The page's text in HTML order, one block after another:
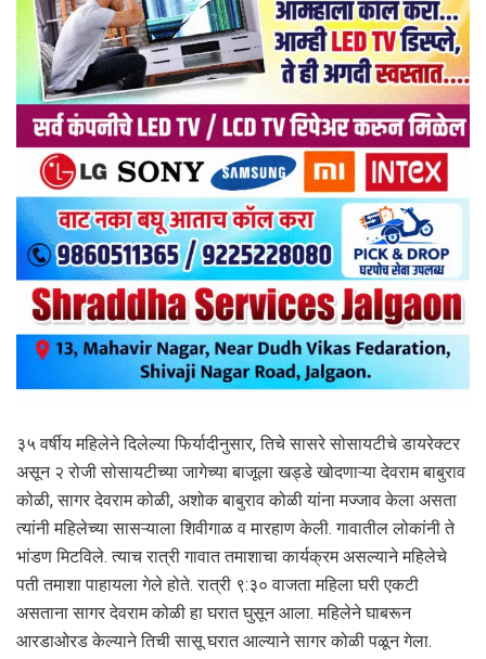
३५ वर्षीय महिलेने दिलेल्या फिर्यादीनुसार, तिचे सासरे सोसायटीचे डायरेक्टर
असून २ रोजी सोसायटीच्या जागेच्या बाजूला खड्डे खोदणाऱ्या देवराम बाबुराव
कोळी, सागर देवराम कोळी, अशोक बाबुराव कोळी यांना मज्जाव केला असता
त्यांनी महिलेच्या सासऱ्याला शिवीगाळ व मारहाण केली. गावातील लोकांनी ते
भांडण मिटविले. त्याच रात्री गावात तमाशाचा कार्यक्रम असल्याने महिलेचे
पती तमाशा पाहायला गेले होते. रात्री ९:३० वाजता महिला घरी एकटी
असताना सागर देवराम कोळी हा घरात घुसून आला. महिलेने घाबरून
आरडाओरड केल्याने तिची सासू घरात आल्याने सागर कोळी पळून गेला.